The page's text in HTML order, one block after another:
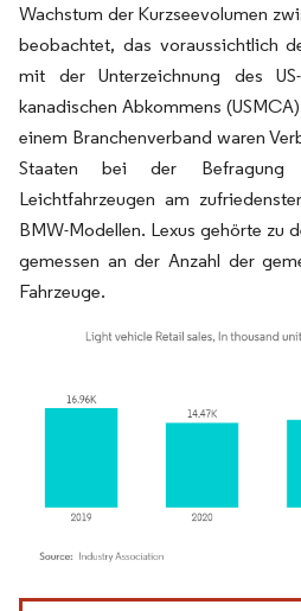
Wachstum der Kurzseevolumen
beobachtet, das voraussichtlich
mit der Unterzeichnung des US-
kanadischen Abkommens
einem Branchenverband waren
Staaten bei der Befragung
Leichtfahrzeugen am
BMW-Modellen. Lexus gehörte zu
gemessen an der Anzahl der
Fahrzeuge.
Bild © Mordor Intelligence.